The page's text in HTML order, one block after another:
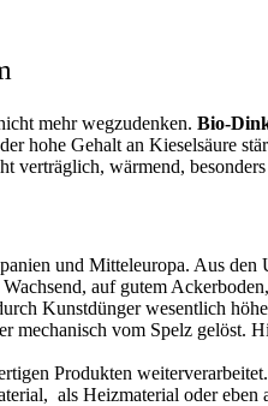
mehr wegzudenken. Bio-
hohe Gehalt an Kieselsäure
verträglich, wärmend,
und Mitteleuropa. Aus
auf gutem
Kunstdünger wesentlich
vom Spelz
Produkten
als Heizmaterial oder